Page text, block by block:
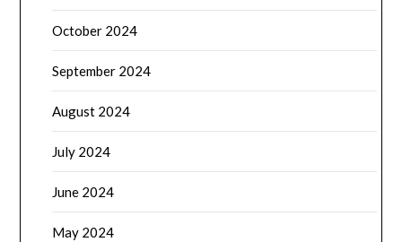
October 2024
September 2024
August 2024
July 2024
June 2024
May 2024